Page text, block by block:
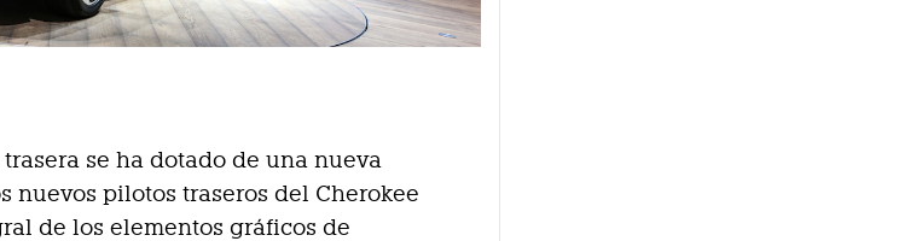
se ha dotado de una nueva
nuevos pilotos traseros del Cherokee
de los elementos gráficos de